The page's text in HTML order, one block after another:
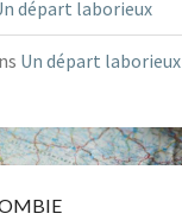
départ laborieux
Un départ laborieux